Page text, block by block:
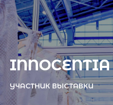
УЧАСТНИК ВЫСТАВКИ